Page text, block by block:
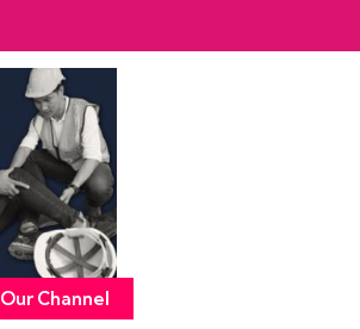
Our Channel